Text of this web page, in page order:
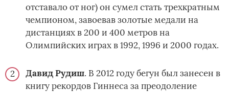
отставало от ног) он сумел стать трехкратным
чемпионом, завоевав золотые медали на
дистанциях в 200 и 400 метров на
Олимпийских играх в 1992, 1996 и 2000 годах.
Давид Рудиш. В 2012 году бегун был занесен в
книгу рекордов Гиннеса за преодоление